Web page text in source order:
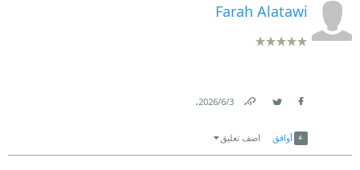
Farah Alatawi
3‏/6‏/2026
.
أوافق اضف تعليق